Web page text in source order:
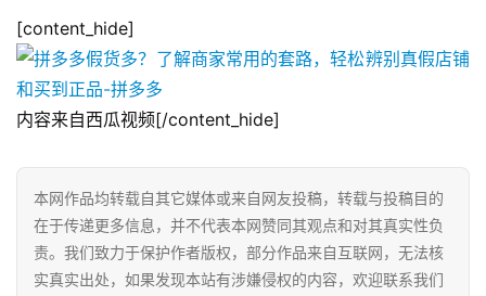
[content_hide]
内容来自西瓜视频[/content_hide]
本网作品均转载自其它媒体或来自网友投稿，转载与投稿目的
在于传递更多信息，并不代表本网赞同其观点和对其真实性负
责。我们致力于保护作者版权，部分作品来自互联网，无法核
实真实出处，如果发现本站有涉嫌侵权的内容，欢迎联系我们